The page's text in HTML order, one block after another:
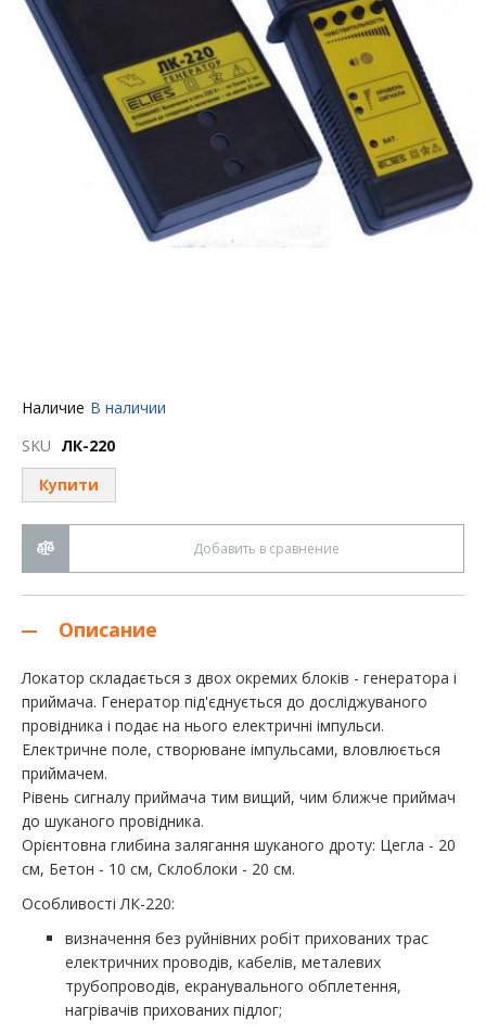
началу
изображений
Наличие В наличии
SKU ЛК-220
Купити
Добавить в сравнение
Описание
Локатор складається з двох окремих блоків - генератора і
приймача. Генератор під'єднується до досліджуваного
провідника і подає на нього електричні імпульси.
Електричне поле, створюване імпульсами, вловлюється
приймачем.
Рівень сигналу приймача тим вищий, чим ближче приймач
до шуканого провідника.
Орієнтовна глибина залягання шуканого дроту: Цегла - 20
см, Бетон - 10 см, Склоблоки - 20 см.
Особливості ЛК-220:
визначення без руйнівних робіт прихованих трас
електричних проводів, кабелів, металевих
трубопроводів, екранувального обплетення,
нагрівачів прихованих підлог;